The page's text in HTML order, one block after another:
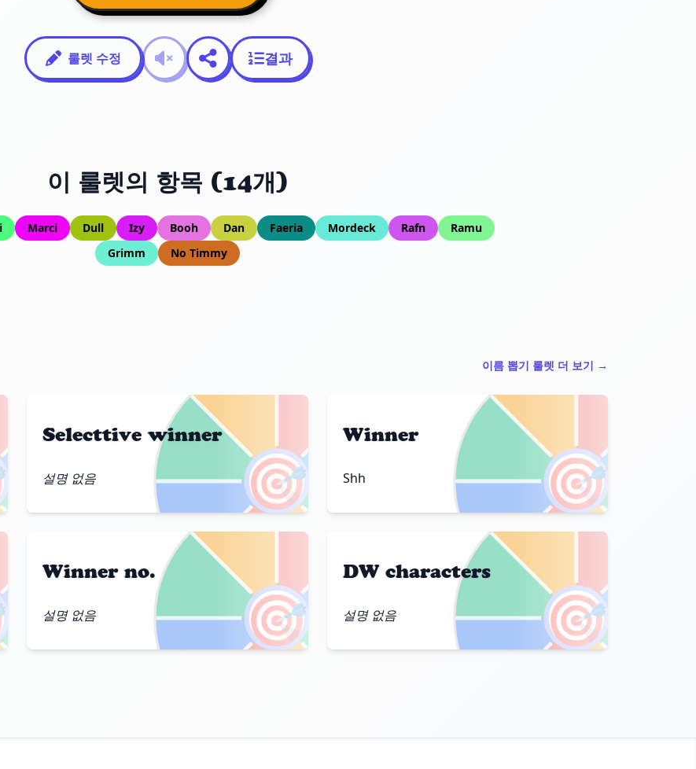
룰렛 수정 결과
이 룰렛의 항목 (14개)
Marci Dull Izy Booh Dan Faeria Mordeck Rafn
Ramu
Grimm
No Timmy
이름 뽑기 룰렛 더 보기 →
🎯
Selecttive winner
설명 없음 🎯
Winner
Shh
🎯
Winner no.
설명 없음 🎯
DW characters
설명 없음